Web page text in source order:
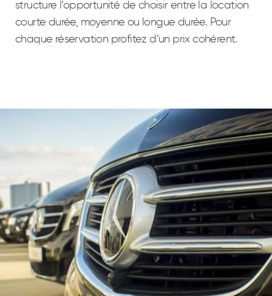
structure l’opportunité de choisir entre la location
courte durée, moyenne ou longue durée. Pour
chaque réservation profitez d’un prix cohérent.